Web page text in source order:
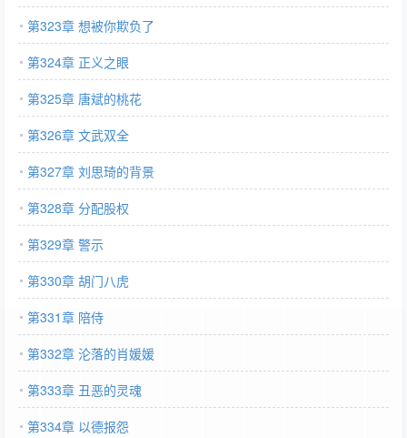
第323章 想被你欺负了
第324章 正义之眼
第325章 唐斌的桃花
第326章 文武双全
第327章 刘思琦的背景
第328章 分配股权
第329章 警示
第330章 胡门八虎
第331章 陪侍
第332章 沦落的肖媛媛
第333章 丑恶的灵魂
第334章 以德报怨